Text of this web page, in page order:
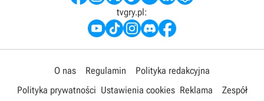
tvgry.pl:
O nas Regulamin
Polityka redakcyjna
Polityka prywatności Ustawienia cookies Reklama Zespół